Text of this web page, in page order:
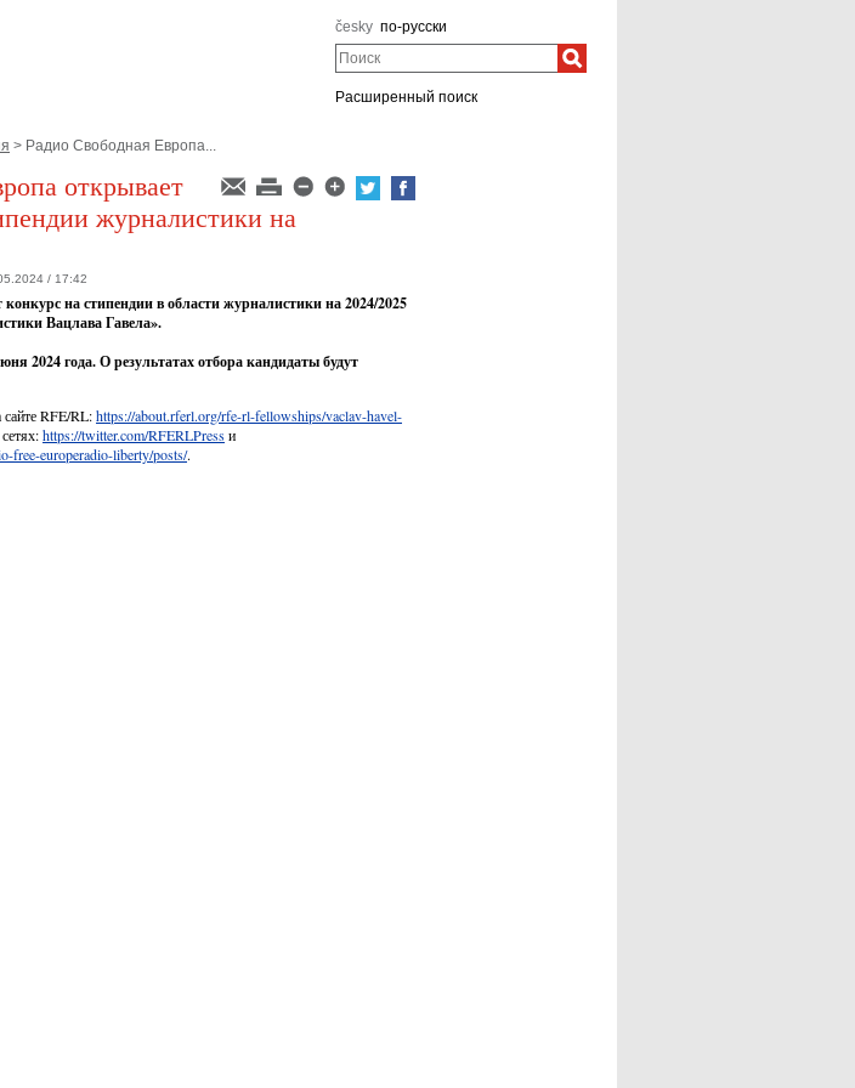
česky по-русски
Поиск
Расширенный поиск
> Радио Свободная Европа...
открывает
журналистики на
/ 17:42
на стипендии в области журналистики на 2024/2025
Вацлава Гавела».
2024 года. О результатах отбора кандидаты будут
RFE/RL:https://about.rferl.org/rfe-rl-fellowships/vaclav-havel-
https://twitter.com/RFERLPressи
free-europeradio-liberty/posts/.